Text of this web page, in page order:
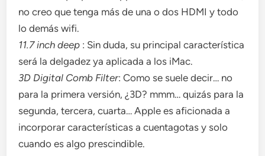
no creo que tenga más de una o dos HDMI y todo
lo demás wifi.
11.7 inch deep : Sin duda, su principal característica
será la delgadez ya aplicada a los iMac.
3D Digital Comb Filter: Como se suele decir… no
para la primera versión, ¿3D? mmm… quizás para la
segunda, tercera, cuarta… Apple es aficionada a
incorporar características a cuentagotas y solo
cuando es algo prescindible.